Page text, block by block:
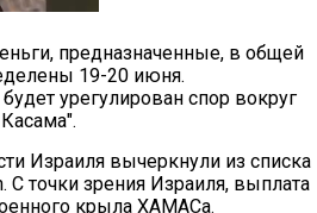
предназначенные, в общей
19-20 июня.
урегулирован спор вокруг
Израиля вычеркнули из списка
С точки зрения Израиля, выплата
крыла ХАМАСа.